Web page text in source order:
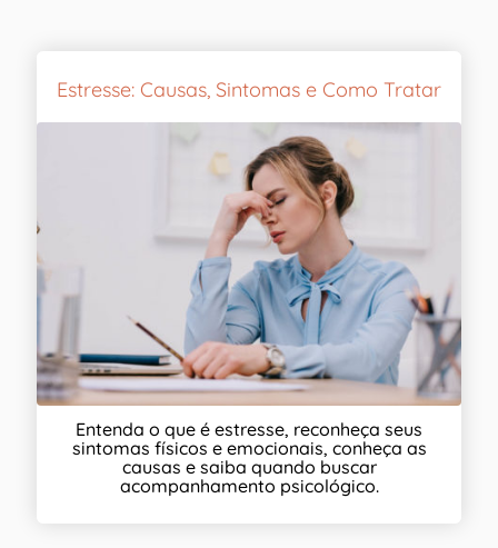
Estresse: Causas, Sintomas e Como Tratar
Entenda o que é estresse, reconheça seus
sintomas físicos e emocionais, conheça as
causas e saiba quando buscar
acompanhamento psicológico.